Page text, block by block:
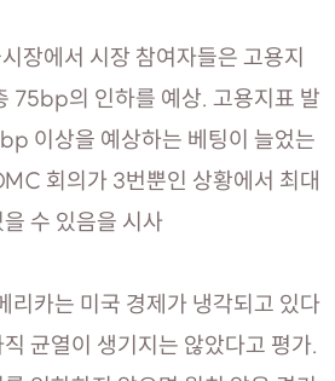
장에서 시장 참여자들은 고용지
75bp의 인하를 예상. 고용지표 발
이상을 예상하는 베팅이 늘었는
회의가 3번뿐인 상황에서 최대
수 있음을 시사
카는 미국 경제가 냉각되고 있다
균열이 생기지는 않았다고 평가.